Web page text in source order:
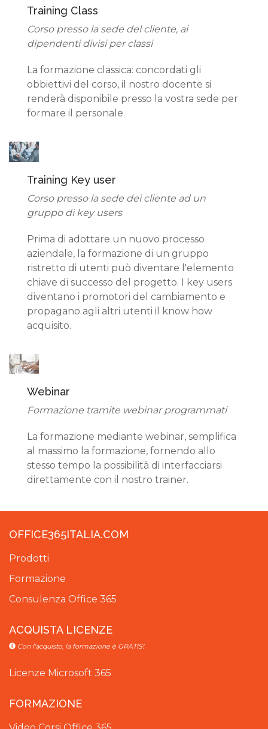
Training Class
Corso presso la sede del cliente, ai
dipendenti divisi per classi
La formazione classica: concordati gli
obbiettivi del corso, il nostro docente si
renderà disponibile presso la vostra sede per
formare il personale.
Training Key user
Corso presso la sede dei cliente ad un
gruppo di key users
Prima di adottare un nuovo processo
aziendale, la formazione di un gruppo
ristretto di utenti può diventare l'elemento
chiave di successo del progetto. I key users
diventano i promotori del cambiamento e
propagano agli altri utenti il know how
acquisito.
Webinar
Formazione tramite webinar programmati
La formazione mediante webinar, semplifica
al massimo la formazione, fornendo allo
stesso tempo la possibilità di interfacciarsi
direttamente con il nostro trainer.
OFFICE365ITALIA.COM
Prodotti
Formazione
Consulenza Office 365
ACQUISTA LICENZE
Con l'acquisto, la formazione è GRATIS!
Licenze Microsoft 365
FORMAZIONE